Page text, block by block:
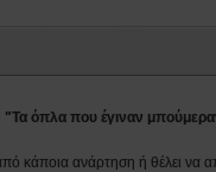
"Τα όπλα που έγιναν
από κάποια ανάρτηση ή θέλει